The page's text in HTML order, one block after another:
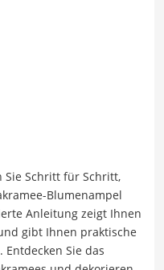
Sie Schritt für Schritt,
Blumenampel
Anleitung zeigt Ihnen
gibt Ihnen praktische
Sie das